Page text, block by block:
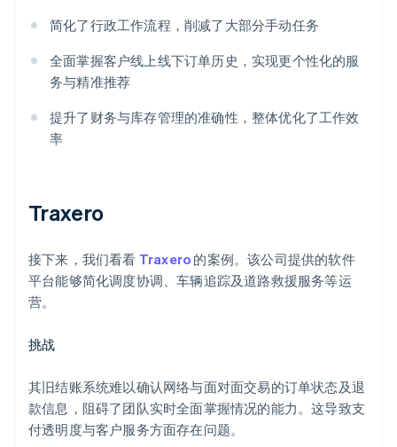
简化了行政工作流程，削减了大部分手动任务
全面掌握客户线上线下订单历史，实现更个性化的服
务与精准推荐
提升了财务与库存管理的准确性，整体优化了工作效
率
Traxero
接下来，我们看看 Traxero 的案例。该公司提供的软件
平台能够简化调度协调、车辆追踪及道路救援服务等运
营。
挑战
其旧结账系统难以确认网络与面对面交易的订单状态及退
款信息，阻碍了团队实时全面掌握情况的能力。这导致支
付透明度与客户服务方面存在问题。